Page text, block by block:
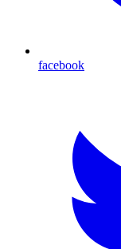
facebook